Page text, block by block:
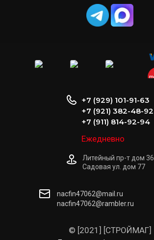
© [2021] [СТРОЙМАГ]
+7 (929) 101-91-63
+7 (921) 382-48-92
+7 (911) 814-92-94
Ежедневно
Литейный пр-т дом 36
Садовая ул. дом 77
nacfin47062@mail.ru
nacfin47062@rambler.ru